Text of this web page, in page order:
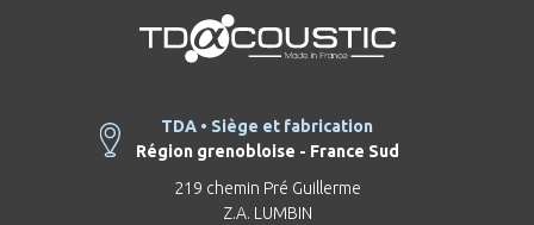
TDA • Siège et fabrication
Région grenobloise - France Sud
219 chemin Pré Guillerme
Z.A. LUMBIN